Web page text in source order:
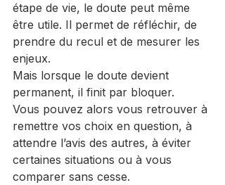
étape de vie, le doute peut même
être utile. Il permet de réfléchir, de
prendre du recul et de mesurer les
enjeux.
Mais lorsque le doute devient
permanent, il finit par bloquer.
Vous pouvez alors vous retrouver à
remettre vos choix en question, à
attendre l’avis des autres, à éviter
certaines situations ou à vous
comparer sans cesse.